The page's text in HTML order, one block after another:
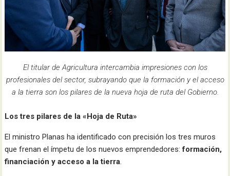
El titular de Agricultura intercambia impresiones con los
profesionales del sector, subrayando que la formación y el acceso
a la tierra son los pilares de la nueva hoja de ruta del Gobierno.
Los tres pilares de la «Hoja de Ruta»
El ministro Planas ha identificado con precisión los tres muros
que frenan el ímpetu de los nuevos emprendedores:formación,
financiación y acceso a la tierra